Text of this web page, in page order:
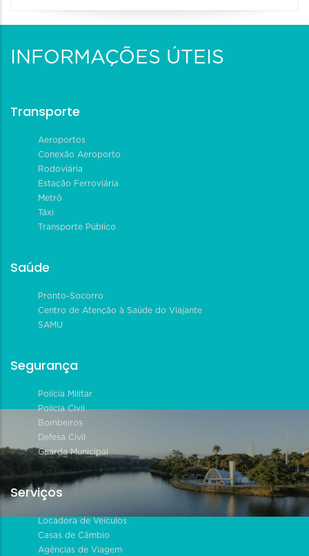
INFORMAÇÕES ÚTEIS
Transporte
Aeroportos
Conexão Aeroporto
Rodoviária
Estação Ferroviária
Metrô
Táxi
Transporte Público
Saúde
Pronto-Socorro
Centro de Atenção à Saúde do Viajante
SAMU
Segurança
Polícia Militar
Polícia Civil
Bombeiros
Defesa Civil
Guarda Municipal
Serviços
Locadora de Veículos
Casas de Câmbio
Agências de Viagem